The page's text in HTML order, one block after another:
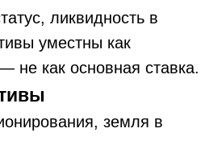
ликвидность в
уместны как
не как основная ставка.
земля в